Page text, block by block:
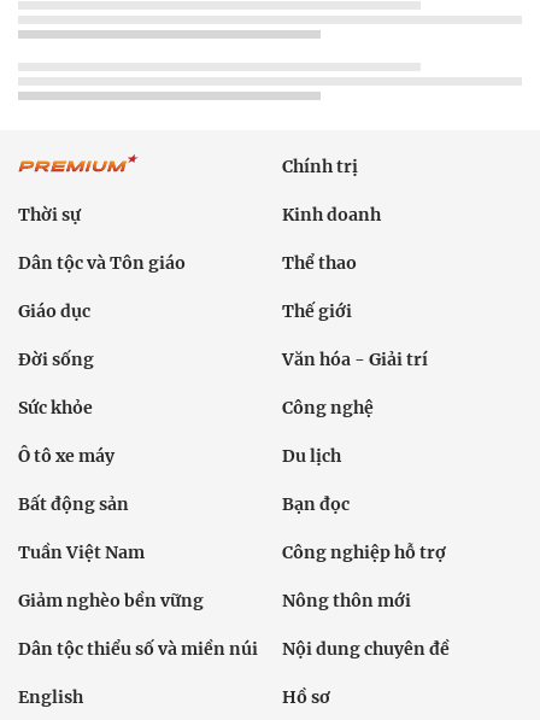
Chính trị
Thời sự Kinh doanh
Dân tộc và Tôn giáo Thể thao
Giáo dục Thế giới
Đời sống Văn hóa - Giải trí
Sức khỏe Công nghệ
Ô tô xe máy Du lịch
Bất động sản Bạn đọc
Tuần Việt Nam Công nghiệp hỗ trợ
Giảm nghèo bền vững Nông thôn mới
Dân tộc thiểu số và miền núi Nội dung chuyên đề
English Hồ sơ